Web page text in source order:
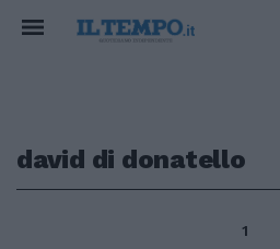
david di donatello
1